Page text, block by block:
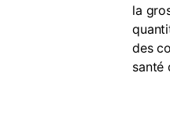
la
des
santé